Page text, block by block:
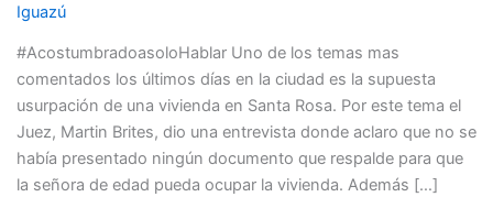
Iguazú
#AcostumbradoasoloHablar Uno de los temas mas
comentados los últimos días en la ciudad es la supuesta
usurpación de una vivienda en Santa Rosa. Por este tema el
Juez, Martin Brites, dio una entrevista donde aclaro que no se
había presentado ningún documento que respalde para que
la señora de edad pueda ocupar la vivienda. Además […]
EL
QUE
NO
PRESENTA
NINGUNA
PRUEBA»